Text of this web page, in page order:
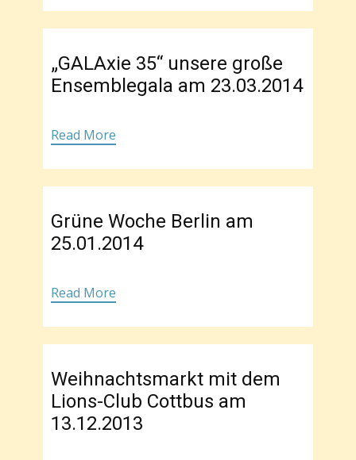
„GALAxie 35“ unsere große
Ensemblegala am 23.03.2014
Read More
Grüne Woche Berlin am
25.01.2014
Read More
Weihnachtsmarkt mit dem
Lions-Club Cottbus am
13.12.2013